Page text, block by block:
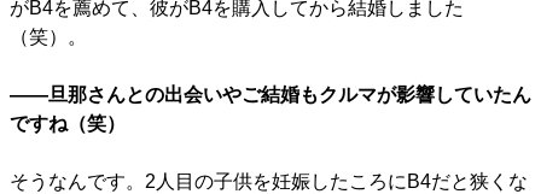
がB4を薦めて、彼がB4を購入してから結婚しました
（笑）。
――旦那さんとの出会いやご結婚もクルマが影響していたん
ですね（笑）
そうなんです。2人目の子供を妊娠したころにB4だと狭くな